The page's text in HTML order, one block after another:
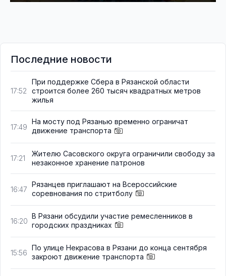
Последние новости
17:52
При поддержке Сбера в Рязанской области
строится более 260 тысяч квадратных метров
жилья
17:49
На мосту под Рязанью временно ограничат
движение транспорта
17:21
Жителю Сасовского округа ограничили свободу за
незаконное хранение патронов
16:47
Рязанцев приглашают на Всероссийские
соревнования по стритболу
16:20
В Рязани обсудили участие ремесленников в
городских праздниках
15:56
По улице Некрасова в Рязани до конца сентября
закроют движение транспорта